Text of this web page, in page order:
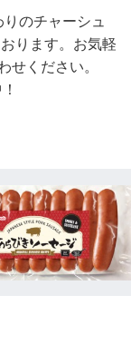
のチャーシュ
ります。お気軽
せください。